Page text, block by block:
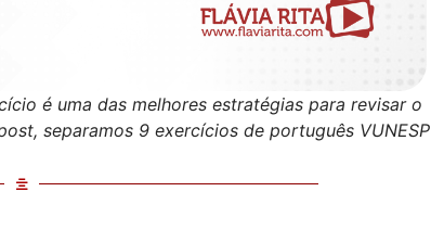
é uma das melhores estratégias para revisar o
separamos 9 exercícios de português VUNESP